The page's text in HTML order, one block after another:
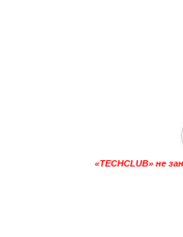
«TECHCLUB» не